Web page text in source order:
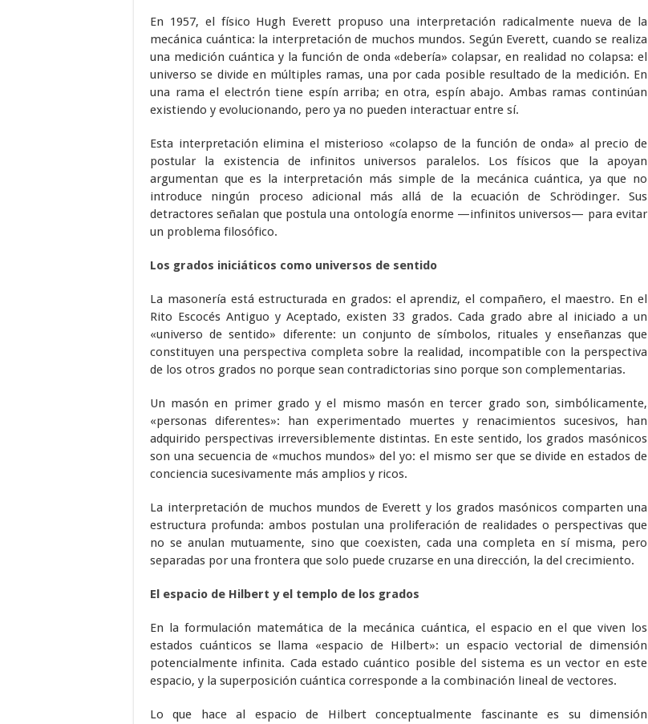
En 1957, el físico Hugh Everett propuso una interpretación radicalmente nueva de la
mecánica cuántica: la interpretación de muchos mundos. Según Everett, cuando se realiza
una medición cuántica y la función de onda «debería» colapsar, en realidad no colapsa: el
universo se divide en múltiples ramas, una por cada posible resultado de la medición. En
una rama el electrón tiene espín arriba; en otra, espín abajo. Ambas ramas continúan
existiendo y evolucionando, pero ya no pueden interactuar entre sí.
Esta interpretación elimina el misterioso «colapso de la función de onda» al precio de
postular la existencia de infinitos universos paralelos. Los físicos que la apoyan
argumentan que es la interpretación más simple de la mecánica cuántica, ya que no
introduce ningún proceso adicional más allá de la ecuación de Schrödinger. Sus
detractores señalan que postula una ontología enorme —infinitos universos— para evitar
un problema filosófico.
Los grados iniciáticos como universos de sentido
La masonería está estructurada en grados: el aprendiz, el compañero, el maestro. En el
Rito Escocés Antiguo y Aceptado, existen 33 grados. Cada grado abre al iniciado a un
«universo de sentido» diferente: un conjunto de símbolos, rituales y enseñanzas que
constituyen una perspectiva completa sobre la realidad, incompatible con la perspectiva
de los otros grados no porque sean contradictorias sino porque son complementarias.
Un masón en primer grado y el mismo masón en tercer grado son, simbólicamente,
«personas diferentes»: han experimentado muertes y renacimientos sucesivos, han
adquirido perspectivas irreversiblemente distintas. En este sentido, los grados masónicos
son una secuencia de «muchos mundos» del yo: el mismo ser que se divide en estados de
conciencia sucesivamente más amplios y ricos.
La interpretación de muchos mundos de Everett y los grados masónicos comparten una
estructura profunda: ambos postulan una proliferación de realidades o perspectivas que
no se anulan mutuamente, sino que coexisten, cada una completa en sí misma, pero
separadas por una frontera que solo puede cruzarse en una dirección, la del crecimiento.
El espacio de Hilbert y el templo de los grados
En la formulación matemática de la mecánica cuántica, el espacio en el que viven los
estados cuánticos se llama «espacio de Hilbert»: un espacio vectorial de dimensión
potencialmente infinita. Cada estado cuántico posible del sistema es un vector en este
espacio, y la superposición cuántica corresponde a la combinación lineal de vectores.
Lo que hace al espacio de Hilbert conceptualmente fascinante es su dimensión